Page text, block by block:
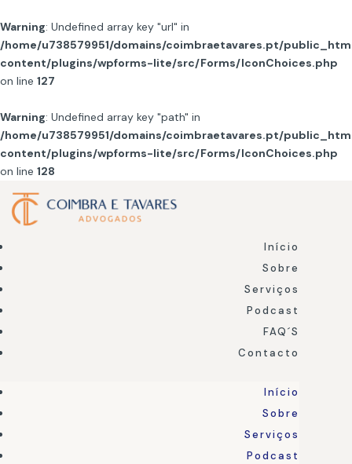
Warning: Undefined array key "url" in
/home/u738579951/domains/coimbraetavares.pt/
content/plugins/wpforms-lite/src/Forms/IconChoices.php
on line 127
Warning: Undefined array key "path" in
/home/u738579951/domains/coimbraetavares.pt/
content/plugins/wpforms-lite/src/Forms/IconChoices.php
on line 128
Início
Sobre
Serviços
Podcast
FAQ´S
Contacto
Início
Sobre
Serviços
Podcast